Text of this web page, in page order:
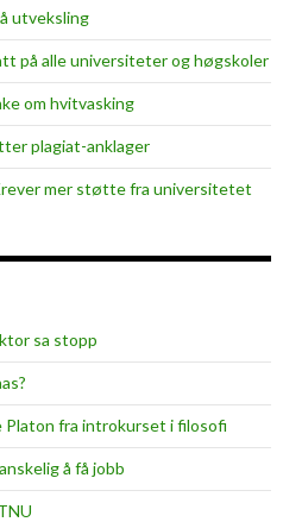
utveksling
på alle universiteter og høgskoler
om hvitvasking
plagiat-anklager
mer støtte fra universitetet
sa stopp
fra introkurset i filosofi
å få jobb